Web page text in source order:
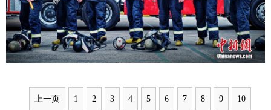
上一页 1 2 3 4 5 6 7 8 9 10